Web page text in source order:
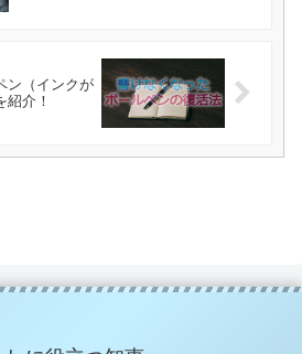
ン（インクが
紹介！